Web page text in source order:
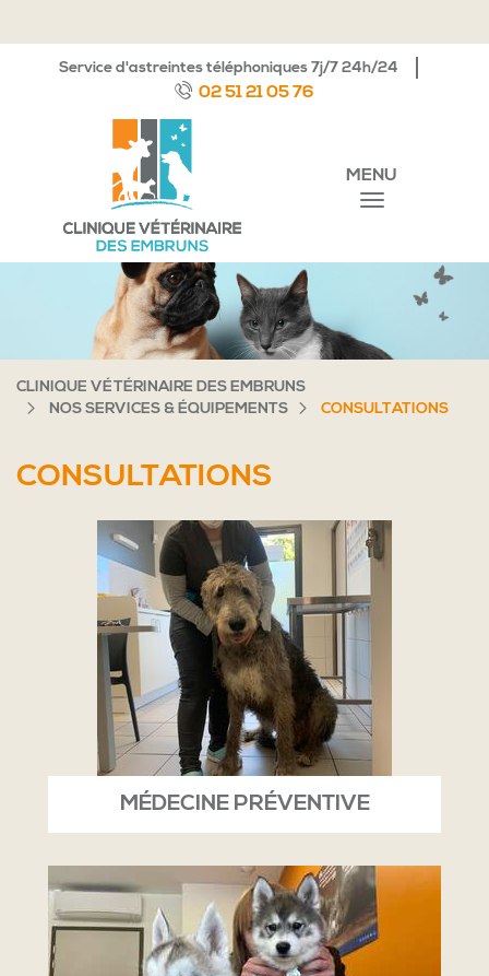
MENU
Service d'astreintes téléphoniques 7j/7 24h/24
02 51 21 05 76
CLINIQUE VÉTÉRINAIRE DES EMBRUNS
NOS SERVICES & ÉQUIPEMENTS
CONSULTATIONS
CONSULTATIONS
MÉDECINE PRÉVENTIVE